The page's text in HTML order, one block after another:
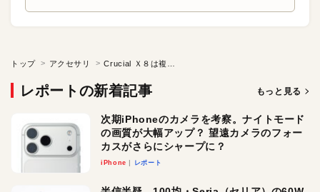
トップ アクセサリ Crucial Ｘ８は複数デバイスを効率よく使いこなすためのベストバイストレージ
レポートの新着記事 もっと見る
次期iPhoneのカメラを考察。ナイトモード
の画質が大幅アップ？ 望遠カメラのフォー
カスがさらにシャープに？
iPhone レポート